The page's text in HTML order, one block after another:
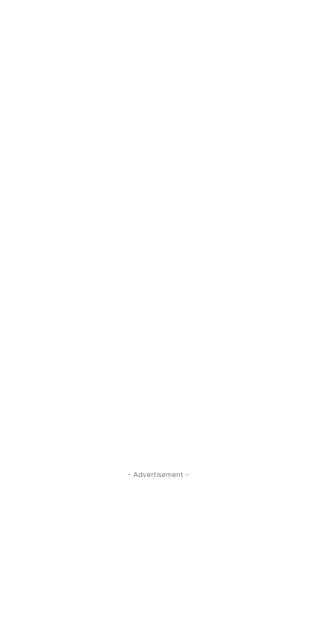
- Advertisement -